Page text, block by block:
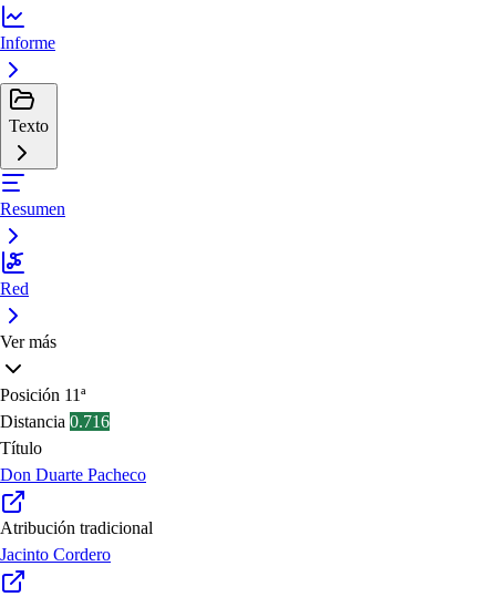
Informe
Texto
Resumen
Red
Ver más
Posición 11ª
Distancia 0.716
Título
Don Duarte Pacheco
Atribución tradicional
Jacinto Cordero